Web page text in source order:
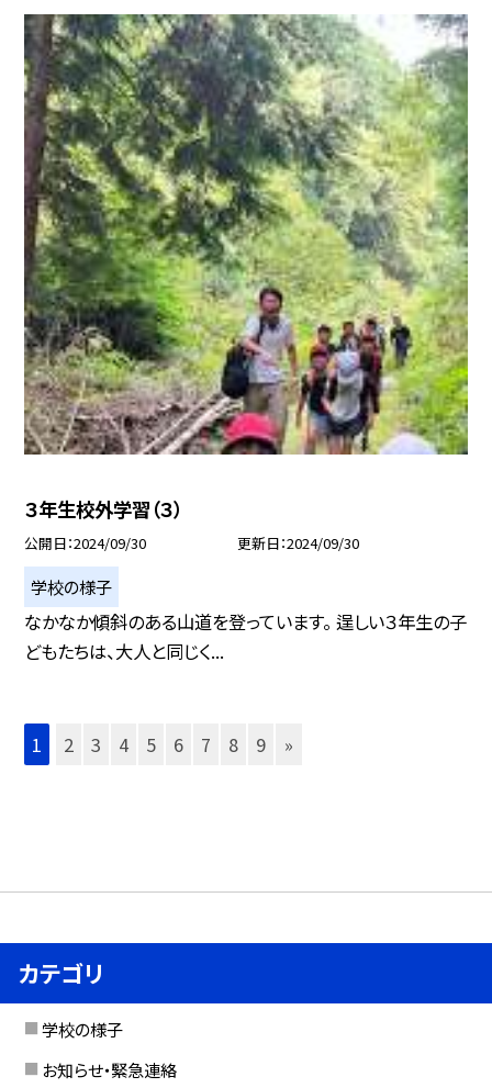
３年生校外学習（３）
公開日 2024/09/30 更新日 2024/09/30
学校の様子
なかなか傾斜のある山道を登っています。 逞しい３年生の子
どもたちは、大人と同じく...
1 2 3 4 5 6 7 8 9 »
カテゴリ
学校の様子
お知らせ・緊急連絡